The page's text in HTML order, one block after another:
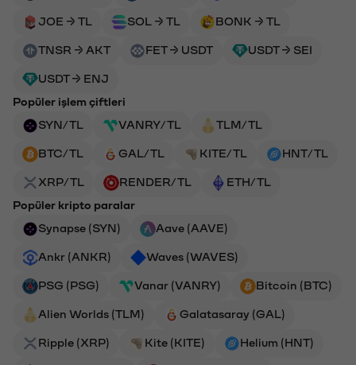
JOE → TL SOL → TL BONK → TL
TNSR → AKT FET → USDT USDT → SEI
USDT → ENJ
Popüler işlem çiftleri
SYN/TL
VANRY/TL TLM/TL
BTC/TL GAL/TL KITE/TL HNT/TL
XRP/TL RENDER/TL
ETH/TL
Popüler kripto paralar
Synapse (SYN)
Aave (AAVE)
Ankr (ANKR) Waves (WAVES)
PSG (PSG) Vanar (VANRY) Bitcoin (BTC)
Alien Worlds (TLM) Galatasaray (GAL)
Ripple (XRP) Kite (KITE) Helium (HNT)